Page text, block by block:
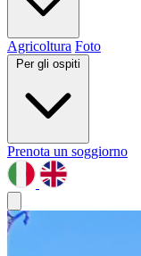
Agricoltura Foto
Per gli ospiti
Prenota un soggiorno